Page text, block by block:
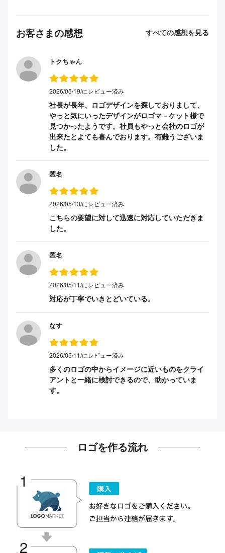
お客さまの感想 すべての感想を見る
トクちゃん
2026/05/19/にレビュー済み
社長が長年、ロゴデザインを探しておりまして、
やっと気にいったデザインがロゴマ－ケット様で
見つかったようです。社員もやっと会社のロゴが
出来たとよても喜んでおります。有難うございま
した。
匿名
2026/05/13/にレビュー済み
こちらの要望に対して迅速に対応していただきま
した。
匿名
2026/05/11/にレビュー済み
対応が丁寧でいきとどいている。
なす
2026/05/11/にレビュー済み
多くのロゴの中からイメージに近いものをクライ
アントと一緒に検討できるので、助かっていま
す。
ロゴを作る流れ